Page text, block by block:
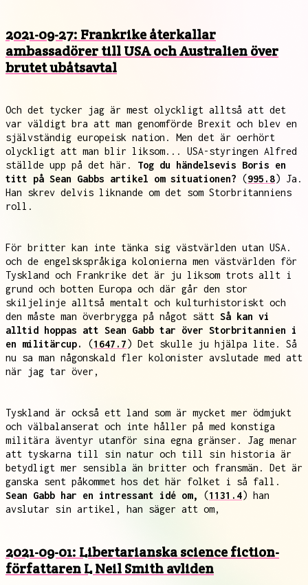
2021-09-27: Frankrike återkallar
ambassadörer till USA och Australien över
brutet ubåtsavtal
Och det tycker jag är mest olyckligt alltså att det
var väldigt bra att man genomförde Brexit och blev en
självständig europeisk nation. Men det är oerhört
olyckligt att man blir liksom... USA-styringen Alfred
ställde upp på det här. Tog du händelsevis Boris en
titt på Sean Gabbs artikel om situationen? (995.8) Ja.
Han skrev delvis liknande om det som Storbritanniens
roll.
För britter kan inte tänka sig västvärlden utan USA.
och de engelskspråkiga kolonierna men västvärlden för
Tyskland och Frankrike det är ju liksom trots allt i
grund och botten Europa och där går den stor
skiljelinje alltså mentalt och kulturhistoriskt och
den måste man överbrygga på något sätt Så kan vi
alltid hoppas att Sean Gabb tar över Storbritannien i
en militärcup.
(1647.7) Det skulle ju hjälpa lite. Så
nu sa man någonskald fler kolonister avslutade med att
när jag tar över,
Tyskland är också ett land som är mycket mer ödmjukt
och välbalanserat och inte håller på med konstiga
militära äventyr utanför sina egna gränser. Jag menar
att tyskarna till sin natur och till sin historia är
betydligt mer sensibla än britter och fransmän. Det är
ganska sent påkommet hos det här folket i så fall.
Sean Gabb har en intressant idé om,
(1131.4) han
avslutar sin artikel, han säger att om,
2021-09-01: Libertarianska science fiction-
författaren L Neil Smith avliden